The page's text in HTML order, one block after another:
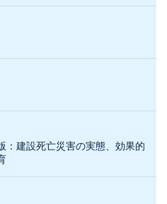
：建設死亡災害の実態、効果的